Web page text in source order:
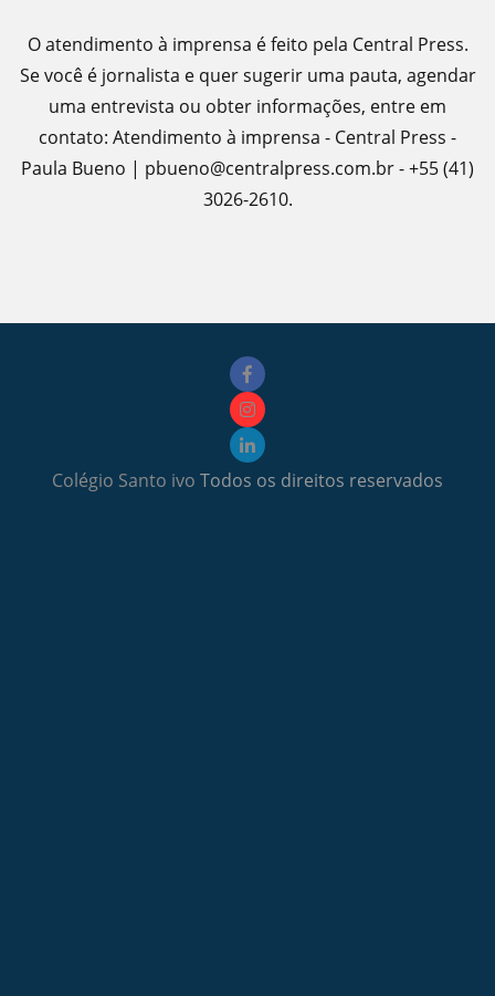
O atendimento à imprensa é feito pela Central Press.
Se você é jornalista e quer sugerir uma pauta, agendar
uma entrevista ou obter informações, entre em
contato: Atendimento à imprensa - Central Press -
Paula Bueno | pbueno@centralpress.com.br - +55 (41)
3026-2610.
Colégio Santo ivo Todos os direitos reservados